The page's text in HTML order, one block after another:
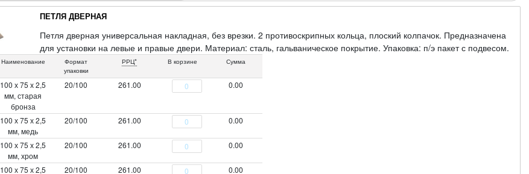
ПЕТЛЯ ДВЕРНАЯ
Петля дверная универсальная накладная, без врезки. 2 противоскрипных кольца, плоский колпачок. Предназначена
для установки на левые и правые двери. Материал: сталь, гальваническое покрытие. Упаковка: п/э пакет с подвесом.
Наименование
Формат
упаковки
РРЦ* В корзине Сумма
100 х 75 х 2,5
мм, старая
бронза
20/100 261.00 0.00
100 х 75 х 2,5
мм, медь
20/100 261.00 0.00
100 х 75 х 2,5
мм, хром
20/100 261.00 0.00
100 х 75 х 2,5
20/100 261.00 0.00